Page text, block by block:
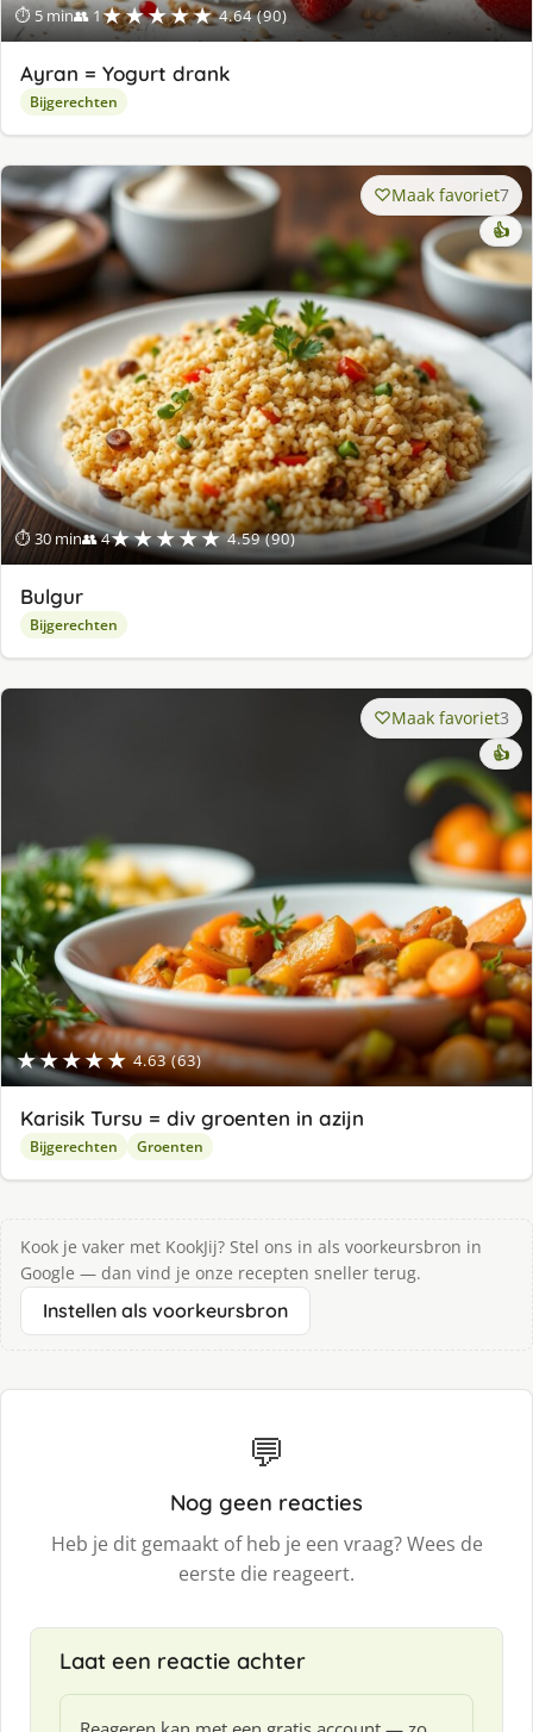
⏱ 5 min👥 1★★★★★ 4.64 (90)
Ayran = Yogurt drank
Bijgerechten
⏱ 30 min👥 4★★★★★ 4.59 (90)
Maak favoriet7
👍
Bulgur
Bijgerechten
★★★★★ 4.63 (63)
Maak favoriet3
👍
Karisik Tursu = div groenten in azijn
Bijgerechten Groenten
Kook je vaker met KookJij? Stel ons in als voorkeursbron in
Google — dan vind je onze recepten sneller terug.
Instellen als voorkeursbron
💬
Nog geen reacties
Heb je dit gemaakt of heb je een vraag? Wees de
eerste die reageert.
Laat een reactie achter